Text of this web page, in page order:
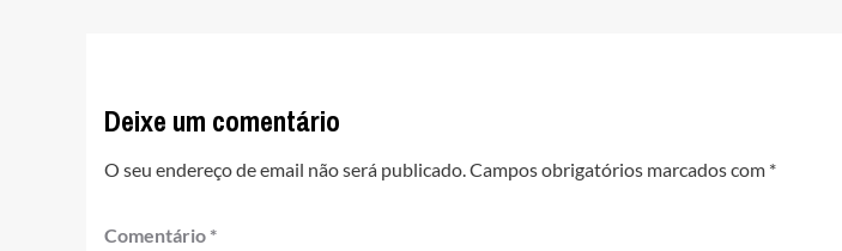
Deixe um comentário
O seu endereço de email não será publicado.Campos obrigatórios marcados com *
Comentário *